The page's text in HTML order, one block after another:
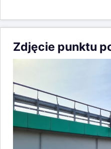
Zdjęcie punktu